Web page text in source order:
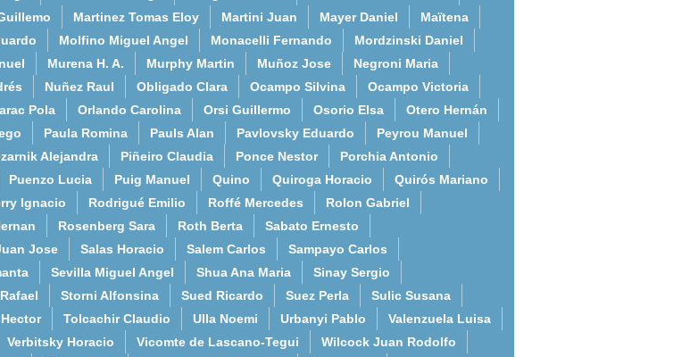
Martinez Tomas Eloy Martini Juan Mayer Daniel
Maïtena
Molfino Miguel Angel Monacelli Fernando
Mordzinski Daniel
Murena H. A. Murphy Martin Muñoz Jose
Negroni Maria
Nuñez Raul Obligado Clara Ocampo Silvina
Ocampo Victoria
Pola Orlando Carolina Orsi Guillermo Osorio Elsa
Otero Hernán
Paula Romina Pauls Alan Pavlovsky Eduardo
Peyrou Manuel
Alejandra Piñeiro Claudia Ponce Nestor
Porchia Antonio
Puenzo Lucia Puig Manuel Quino Quiroga Horacio
Quirós Mariano
Ignacio Rodrigué Emilio Roffé Mercedes
Rolon Gabriel
Rosenberg Sara Roth Berta
Sabato Ernesto
Jose Salas Horacio Salem Carlos
Sampayo Carlos
Sevilla Miguel Angel Shua Ana Maria
Sinay Sergio
Storni Alfonsina Sued Ricardo Suez Perla
Sulic Susana
Tolcachir Claudio Ulla Noemi Urbanyi Pablo
Valenzuela Luisa
Verbitsky Horacio Vicomte de Lascano-Tegui
Wilcock Juan Rodolfo